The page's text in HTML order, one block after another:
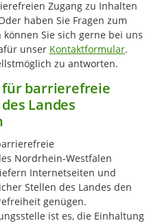
Zugang zu Inhalten
haben Sie Fragen zum
Sie sich gerne bei uns
unser Kontaktformular.
zu antworten.
für barrierefreie
Landes
Nordrhein-Westfalen
Internetseiten und
Stellen des Landes den
genügen.
ist es, die Einhaltung